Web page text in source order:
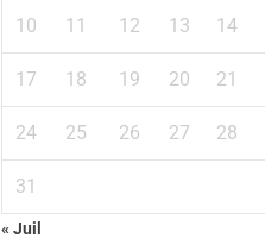
10 11 12 13 14
17 18 19 20 21
24 25 26 27 28
31
« Juil